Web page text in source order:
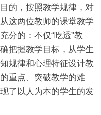
的，按照教学规律，对
这两位教师的课堂教学
分的：不仅“吃透”教
把握教学目标，从学生
规律和心理特征设计教
重点、突破教学的难
了以人为本的学生的发